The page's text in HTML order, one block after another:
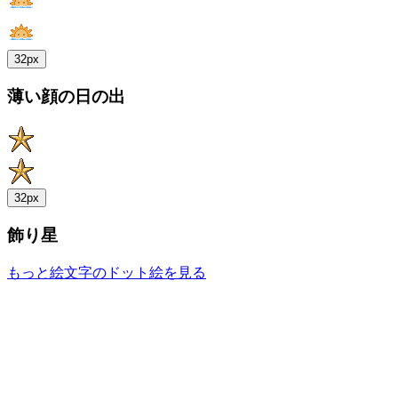
32px
薄い顔の日の出
32px
飾り星
もっと絵文字のドット絵を見る